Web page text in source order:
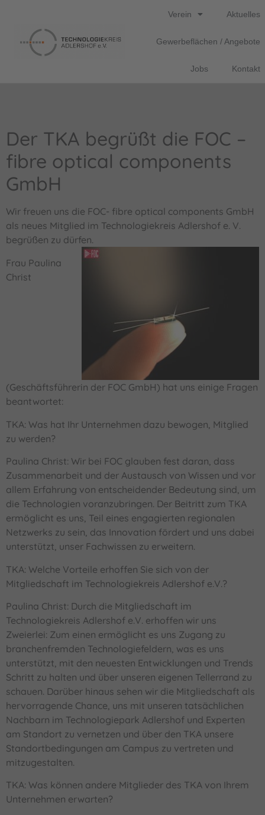
Verein Aktuelles
Gewerbeflächen / Angebote
Jobs Kontakt
Der TKA begrüßt die FOC –
fibre optical components
GmbH
Wir freuen uns die FOC- fibre optical components GmbH
als neues Mitglied im Technologiekreis Adlershof e. V.
begrüßen zu dürfen.
Frau Paulina
Christ
(Geschäftsführerin der FOC GmbH) hat uns einige Fragen
beantwortet:
TKA: Was hat Ihr Unternehmen dazu bewogen, Mitglied
zu werden?
Paulina Christ: Wir bei FOC glauben fest daran, dass
Zusammenarbeit und der Austausch von Wissen und vor
allem Erfahrung von entscheidender Bedeutung sind, um
die Technologien voranzubringen. Der Beitritt zum TKA
ermöglicht es uns, Teil eines engagierten regionalen
Netzwerks zu sein, das Innovation fördert und uns dabei
unterstützt, unser Fachwissen zu erweitern.
TKA: Welche Vorteile erhoffen Sie sich von der
Mitgliedschaft im Technologiekreis Adlershof e.V.?
Paulina Christ: Durch die Mitgliedschaft im
Technologiekreis Adlershof e.V. erhoffen wir uns
Zweierlei: Zum einen ermöglicht es uns Zugang zu
branchenfremden Technologiefeldern, was es uns
unterstützt, mit den neuesten Entwicklungen und Trends
Schritt zu halten und über unseren eigenen Tellerrand zu
schauen. Darüber hinaus sehen wir die Mitgliedschaft als
hervorragende Chance, uns mit unseren tatsächlichen
Nachbarn im Technologiepark Adlershof und Experten
am Standort zu vernetzen und über den TKA unsere
Standortbedingungen am Campus zu vertreten und
mitzugestalten.
TKA: Was können andere Mitglieder des TKA von Ihrem
Unternehmen erwarten?